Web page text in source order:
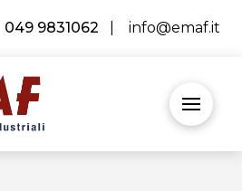
049 9831062 info@emaf.it